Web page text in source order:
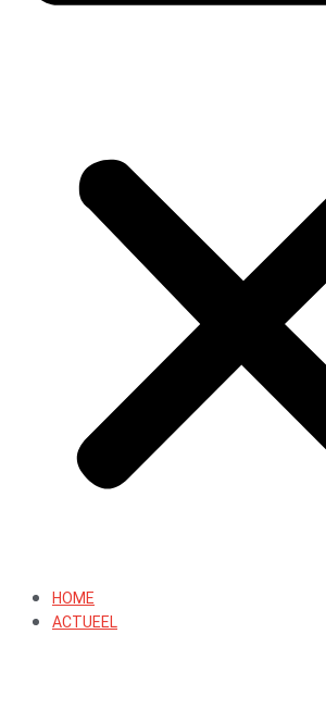
HOME
ACTUEEL